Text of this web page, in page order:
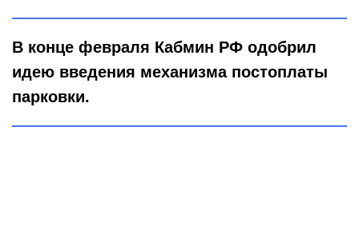
В конце февраля Кабмин РФ одобрил
идею введения механизма постоплаты
парковки.